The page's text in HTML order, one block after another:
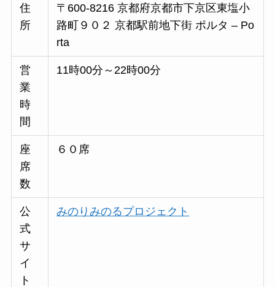
住
所
〒600-8216 京都府京都市下京区東塩小
路町９０２ 京都駅前地下街 ポルタ – Po
rta
営
業
時
間
11時00分～22時00分
座
席
数
６０席
公
式
サ
イ
ト
みのりみのるプロジェクト